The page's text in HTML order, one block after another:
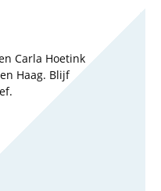
Carla Hoetink
Haag. Blijf